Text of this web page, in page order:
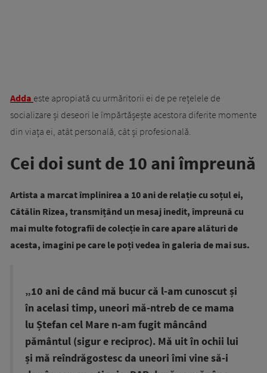
Adda este apropiată cu urmăritorii ei de pe rețelele de
socializare și deseori le împărtășește acestora diferite momente
din viața ei, atât personală, cât și profesională.
Cei doi sunt de 10 ani împreună
Artista a marcat împlinirea a 10 ani de relație cu soțul ei,
Cătălin Rizea, transmițând un mesaj inedit, împreună cu
mai multe fotografii de colecție în care apare alături de
acesta, imagini pe care le poți vedea în galeria de mai sus.
„10 ani de când mă bucur că l-am cunoscut și
în acelasi timp, uneori mă-ntreb de ce mama
lu Ștefan cel Mare n-am fugit mâncând
pământul (sigur e reciproc). Mă uit în ochii lui
și mă reîndrăgostesc da uneori îmi vine să-i